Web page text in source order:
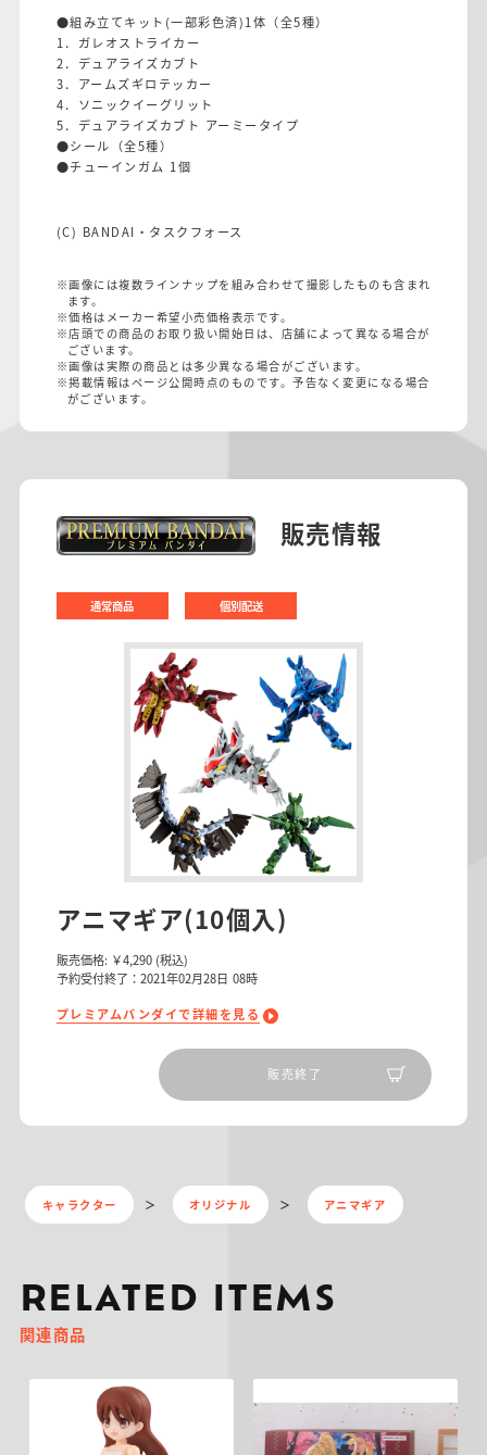
●組み立てキット(一部彩色済)1体（全5種）
1．ガレオストライカー
2．デュアライズカブト
3．アームズギロテッカー
4．ソニックイーグリット
5．デュアライズカブト アーミータイプ
●シール（全5種）
●チューインガム 1個
(C) BANDAI・タスクフォース
※画像には複数ラインナップを組み合わせて撮影したものも含まれ
ます。
※価格はメーカー希望小売価格表示です。
※店頭での商品のお取り扱い開始日は、店舗によって異なる場合が
ございます。
※画像は実際の商品とは多少異なる場合がございます。
※掲載情報はページ公開時点のものです。予告なく変更になる場合
がございます。
販売情報
通常商品 個別配送
アニマギア(10個入)
販売価格: ￥4,290 (税込)
予約受付終了：2021年02月28日 08時
プレミアムバンダイで詳細を見る
販売終了
キャラクター オリジナル アニマギア
RELATED ITEMS
関連商品